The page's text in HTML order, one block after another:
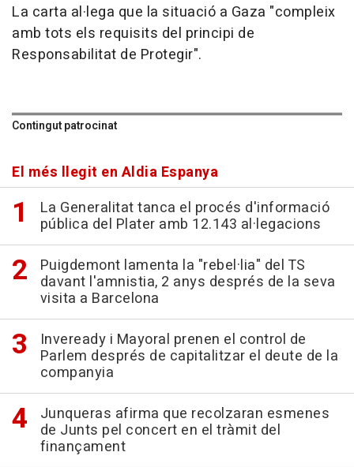
La carta al·lega que la situació a Gaza "compleix
amb tots els requisits del principi de
Responsabilitat de Protegir".
Contingut patrocinat
El més llegit en Aldia Espanya
La Generalitat tanca el procés d'informació
pública del Plater amb 12.143 al·legacions
Puigdemont lamenta la "rebel·lia" del TS
davant l'amnistia, 2 anys després de la seva
visita a Barcelona
Inveready i Mayoral prenen el control de
Parlem després de capitalitzar el deute de la
companyia
Junqueras afirma que recolzaran esmenes
de Junts pel concert en el tràmit del
finançament